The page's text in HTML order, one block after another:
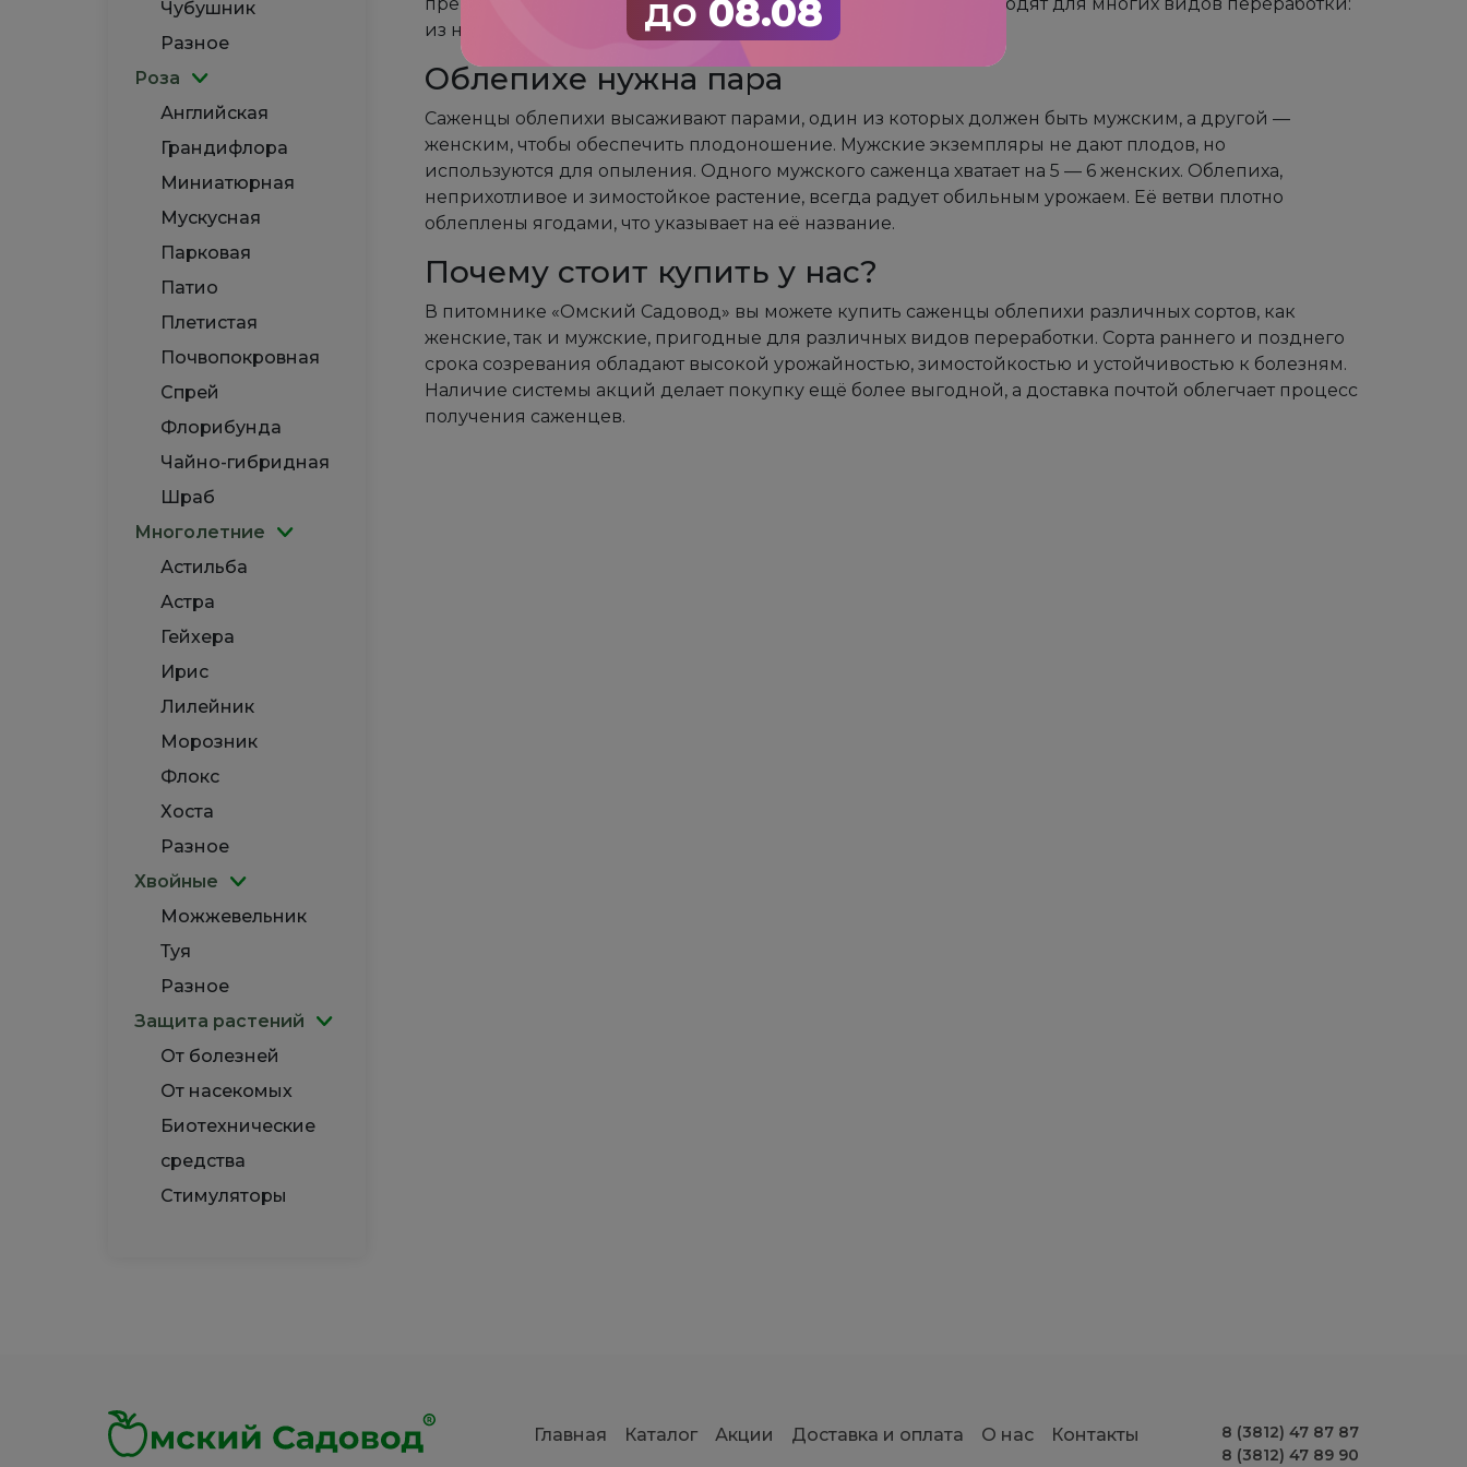
до 08.08
Чубушник
Разное
Роза
Английская
Грандифлора
Миниатюрная
Мускусная
Парковая
Патио
Плетистая
Почвопокровная
Спрей
Флорибунда
Чайно-гибридная
Шраб
Многолетние
Астильба
Астра
Гейхера
Ирис
Лилейник
Морозник
Флокс
Хоста
Разное
Хвойные
Можжевельник
Туя
Разное
Защита растений
От болезней
От насекомых
Биотехнические
средства
Стимуляторы
из них делают варенье, компоты, сок и добавляют в чай.
Облепихе нужна пара
Саженцы облепихи высаживают парами, один из которых должен быть мужским, а другой —
женским, чтобы обеспечить плодоношение. Мужские экземпляры не дают плодов, но
используются для опыления. Одного мужского саженца хватает на 5 — 6 женских. Облепиха,
неприхотливое и зимостойкое растение, всегда радует обильным урожаем. Её ветви плотно
облеплены ягодами, что указывает на её название.
Почему стоит купить у нас?
В питомнике «Омский Садовод» вы можете купить саженцы облепихи различных сортов, как
женские, так и мужские, пригодные для различных видов переработки. Сорта раннего и позднего
срока созревания обладают высокой урожайностью, зимостойкостью и устойчивостью к болезням.
Наличие системы акций делает покупку ещё более выгодной, а доставка почтой облегчает процесс
получения саженцев.
Главная Каталог Акции Доставка и оплата О нас Контакты
8 (3812) 47 87 87
8 (3812) 47 89 90